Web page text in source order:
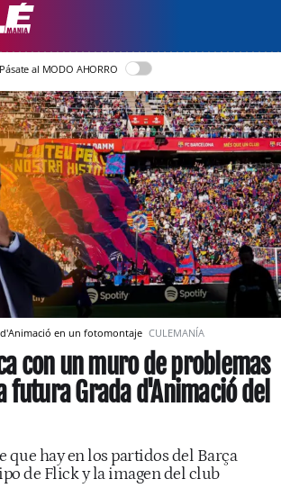
Pásate al MODO AHORRO
en un fotomontaje CULEMANÍA
con un muro de problemas
futura Grada d'Animació del
que hay en los partidos del Barça
de Flick y la imagen del club